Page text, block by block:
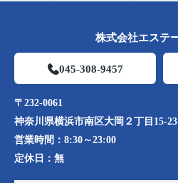
株式会社エステ
045-308-9457
〒232-0061
神奈川県横浜市南区大岡２丁目15-
営業時間： 8:30～23:00
定休日： 無